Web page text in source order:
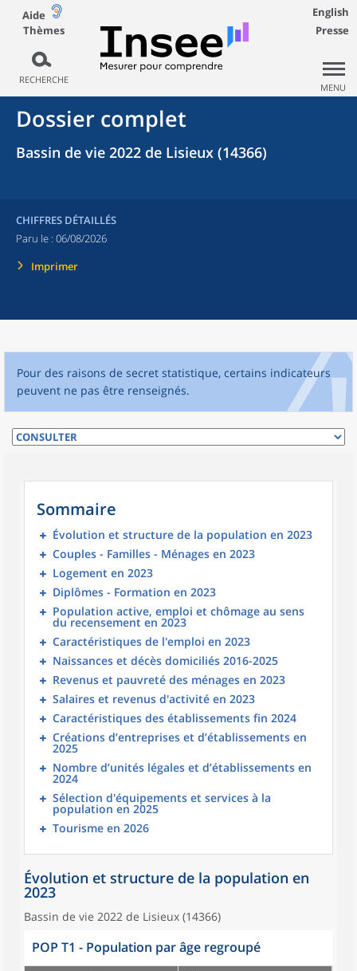
Aide
Thèmes
RECHERCHE
English
Presse
MENU
Dossier complet
Bassin de vie 2022 de Lisieux (14366)
CHIFFRES DÉTAILLÉS
Paru le : 06/08/2026
Imprimer
Pour des raisons de secret statistique, certains indicateurs
peuvent ne pas être renseignés.
Sommaire
Évolution et structure de la population en 2023
Couples - Familles - Ménages en 2023
Logement en 2023
Diplômes - Formation en 2023
Population active, emploi et chômage au sens
du recensement en 2023
Caractéristiques de l'emploi en 2023
Naissances et décès domiciliés 2016-2025
Revenus et pauvreté des ménages en 2023
Salaires et revenus d'activité en 2023
Caractéristiques des établissements fin 2024
Créations d’entreprises et d’établissements en
2025
Nombre d’unités légales et d’établissements en
2024
Sélection d'équipements et services à la
population en 2025
Tourisme en 2026
Évolution et structure de la population en
2023
Bassin de vie 2022 de Lisieux (14366)
POP T1 - Population par âge regroupé